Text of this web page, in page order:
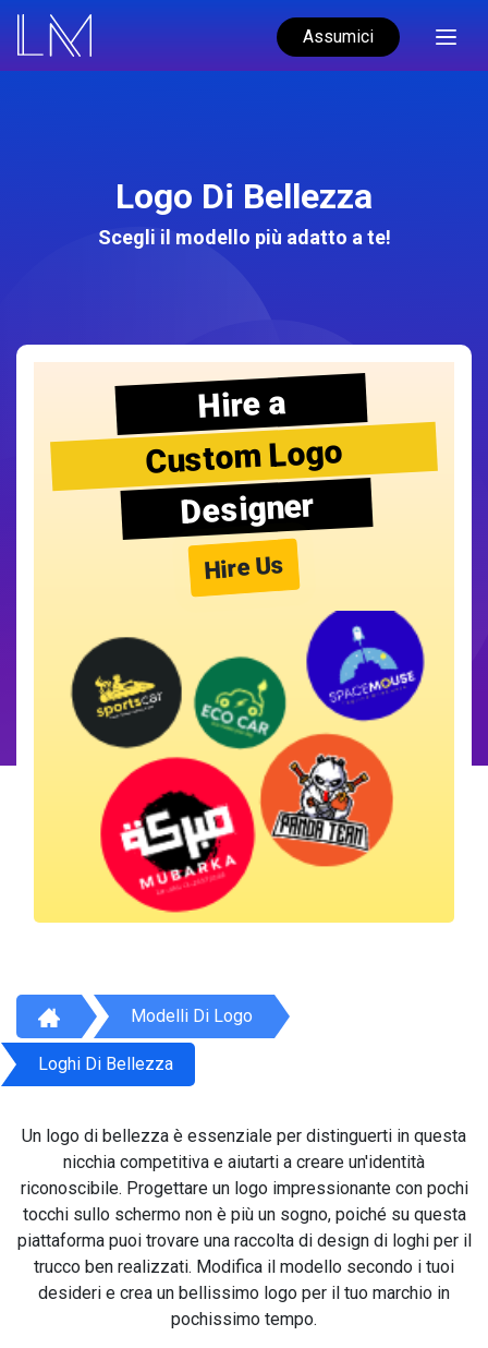
Assumici
Logo Di Bellezza
Scegli il modello più adatto a te!
Hire a
Custom Logo
Designer
Hire Us
Modelli Di Logo
Loghi Di Bellezza
Un logo di bellezza è essenziale per distinguerti in questa
nicchia competitiva e aiutarti a creare un'identità
riconoscibile. Progettare un logo impressionante con pochi
tocchi sullo schermo non è più un sogno, poiché su questa
piattaforma puoi trovare una raccolta di design di loghi per il
trucco ben realizzati. Modifica il modello secondo i tuoi
desideri e crea un bellissimo logo per il tuo marchio in
pochissimo tempo.